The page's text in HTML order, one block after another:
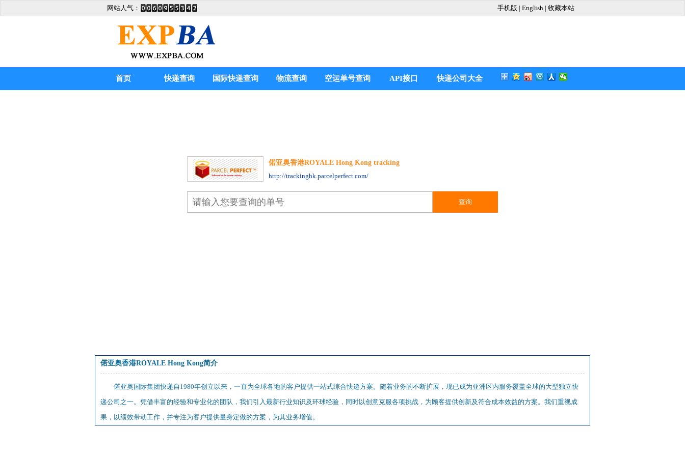
网站人气： 手机版 | English | 收藏本站
首页 快递查询 国际快递查询 物流查询 空运单号查询 API接口 快递公司大全
偌亚奥香港ROYALE Hong Kong tracking
http://trackinghk.parcelperfect.com/
偌亚奥香港ROYALE Hong Kong简介
偌亚奥国际集团快递自1980年创立以来，一直为全球各地的客户提供一站式综合快递方案。随着业务的不断扩展，现已成为亚洲区内服务覆盖全球的大型独立快
递公司之一。凭借丰富的经验和专业化的团队，我们引入最新行业知识及环球经验，同时以创意克服各项挑战，为顾客提供创新及符合成本效益的方案。我们重视成
果，以绩效带动工作，并专注为客户提供量身定做的方案，为其业务增值。